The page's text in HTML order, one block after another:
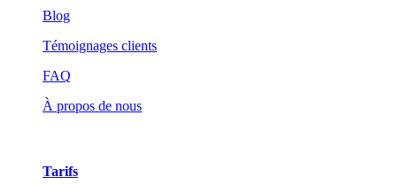
Blog
Témoignages clients
FAQ
À propos de nous
Tarifs